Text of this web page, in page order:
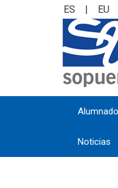
ES | EU
Noticias